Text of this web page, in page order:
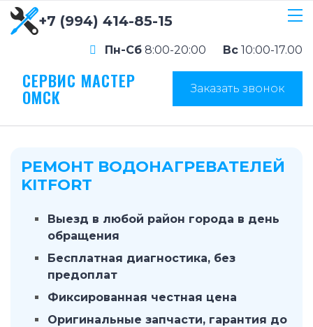
+7 (994) 414-85-15
Пн-Сб 8:00-20:00 Вс 10:00-17.00
СЕРВИС МАСТЕР
ОМСК Заказать звонок
РЕМОНТ ВОДОНАГРЕВАТЕЛЕЙ
KITFORT
Выезд в любой район города в день
обращения
Бесплатная диагностика, без
предоплат
Фиксированная честная цена
Оригинальные запчасти, гарантия до